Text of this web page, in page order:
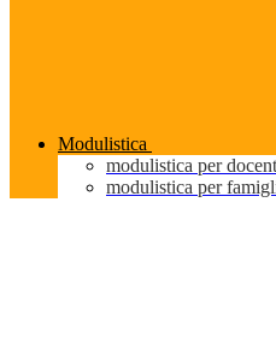
Modulistica
modulistica per
modulistica per